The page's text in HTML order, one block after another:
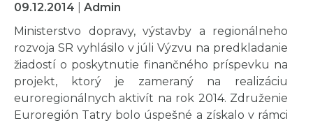
09.12.2014
Admin
Ministerstvo dopravy, výstavby a regionálneho
rozvoja SR vyhlásilo v júli Výzvu na predkladanie
žiadostí o poskytnutie finančného príspevku na
projekt, ktorý je zameraný na realizáciu
euroregionálnych aktivít na rok 2014. Združenie
Euroregión Tatry bolo úspešné a získalo v rámci